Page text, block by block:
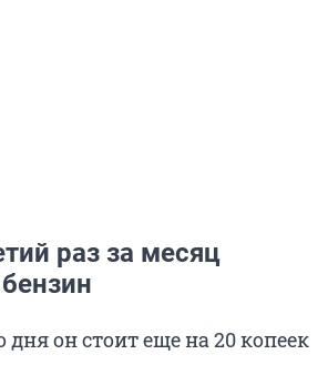
раз за месяц
дня он стоит еще на 20 копеек